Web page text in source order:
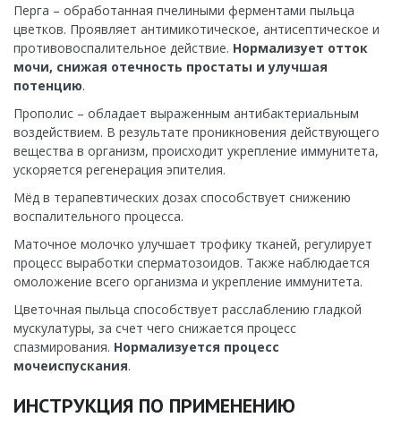
Перга – обработанная пчелиными ферментами пыльца
цветков. Проявляет антимикотическое, антисептическое и
противовоспалительное действие. Нормализует отток
мочи, снижая отечность простаты и улучшая
потенцию.
Прополис – обладает выраженным антибактериальным
воздействием. В результате проникновения действующего
вещества в организм, происходит укрепление иммунитета,
ускоряется регенерация эпителия.
Мёд в терапевтических дозах способствует снижению
воспалительного процесса.
Маточное молочко улучшает трофику тканей, регулирует
процесс выработки сперматозоидов. Также наблюдается
омоложение всего организма и укрепление иммунитета.
Цветочная пыльца способствует расслаблению гладкой
мускулатуры, за счет чего снижается процесс
спазмирования. Нормализуется процесс
мочеиспускания.
ИНСТРУКЦИЯ ПО ПРИМЕНЕНИЮ